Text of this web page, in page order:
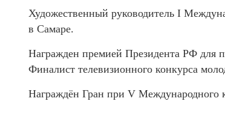
Художественный руководитель I
в Самаре.
Награжден премией Президента РФ для
Финалист телевизионного конкурса
Награждён Гран при V Международного